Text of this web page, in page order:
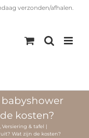
verzonden/afhalen.
babyshower
kosten?
Versiering & tafel
Wat zijn de kosten?